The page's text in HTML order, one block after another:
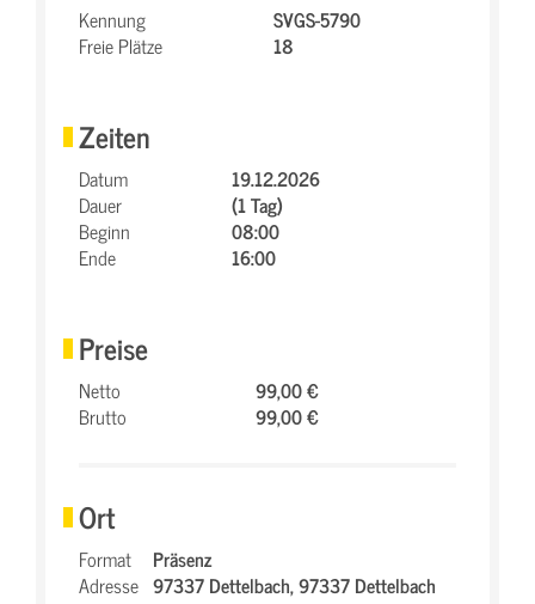
Kennung
SVGS-5790
Freie Plätze
18
Zeiten
Datum
19.12.2026
Dauer
(1 Tag)
Beginn
08:00
Ende
16:00
Preise
Netto
99,00 €
Brutto
99,00 €
Ort
Format
Präsenz
Adresse 97337 Dettelbach,97337 Dettelbach